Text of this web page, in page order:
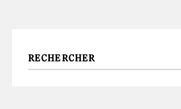
Recherche